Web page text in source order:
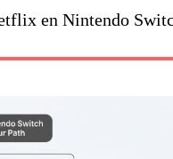
en Nintendo